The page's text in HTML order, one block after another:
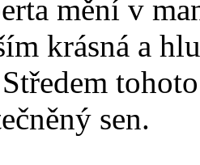
mění v
krásná a
sen.